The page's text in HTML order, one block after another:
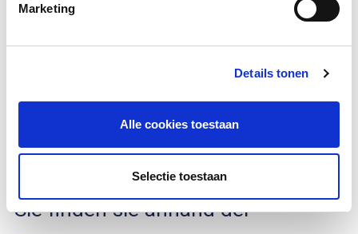
Marketing
Details tonen
Alle cookies toestaan
Selectie toestaan
Ich heiße Jaira.
ist eineHenne, geboren im
Sie finden sie anhand der